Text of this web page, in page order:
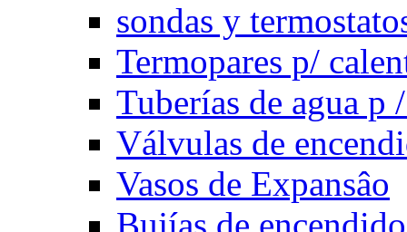
sondas y
Termopares p/
Tuberías de agua p
Válvulas de
Vasos de Expansâo